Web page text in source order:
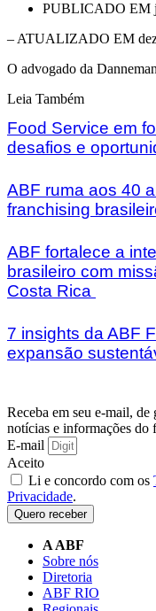
PUBLICADO EM
– ATUALIZADO EM
O advogado da
Leia Também
Food Service em
desafios e
ABF ruma aos 40
franchising
ABF fortalece a
brasileiro com
Costa Rica
7 insights da ABF
expansão
Receba em seu e-mail,
notícias e informações do
E-mail
Aceito
Li e concordo com os
Privacidade.
Quero receber
A ABF
Sobre nós
Diretoria
ABF RIO